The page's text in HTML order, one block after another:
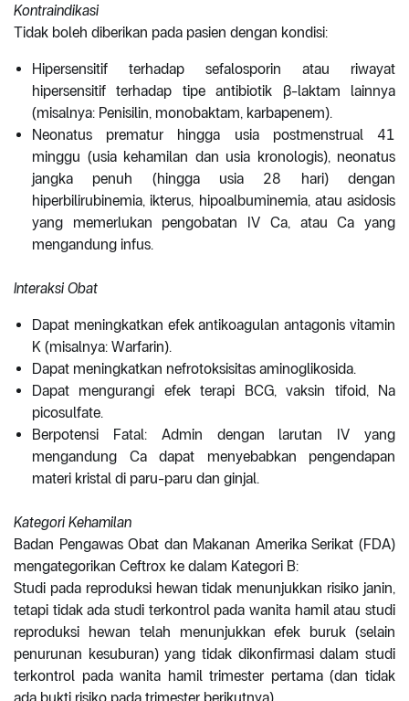
Kontraindikasi
Tidak boleh diberikan pada pasien dengan kondisi:
Hipersensitif terhadap sefalosporin atau riwayat
hipersensitif terhadap tipe antibiotik β-laktam lainnya
(misalnya: Penisilin, monobaktam, karbapenem).
Neonatus prematur hingga usia postmenstrual 41
minggu (usia kehamilan dan usia kronologis), neonatus
jangka penuh (hingga usia 28 hari) dengan
hiperbilirubinemia, ikterus, hipoalbuminemia, atau asidosis
yang memerlukan pengobatan IV Ca, atau Ca yang
mengandung infus.
Interaksi Obat
Dapat meningkatkan efek antikoagulan antagonis vitamin
K (misalnya: Warfarin).
Dapat meningkatkan nefrotoksisitas aminoglikosida.
Dapat mengurangi efek terapi BCG, vaksin tifoid, Na
picosulfate.
Berpotensi Fatal: Admin dengan larutan IV yang
mengandung Ca dapat menyebabkan pengendapan
materi kristal di paru-paru dan ginjal.
Kategori Kehamilan
Badan Pengawas Obat dan Makanan Amerika Serikat (FDA)
mengategorikan Ceftrox ke dalam Kategori B:
Studi pada reproduksi hewan tidak menunjukkan risiko janin,
tetapi tidak ada studi terkontrol pada wanita hamil atau studi
reproduksi hewan telah menunjukkan efek buruk (selain
penurunan kesuburan) yang tidak dikonfirmasi dalam studi
terkontrol pada wanita hamil trimester pertama (dan tidak